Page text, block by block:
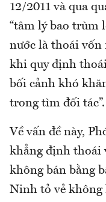
12/2011 và qua
“tâm lý bao trùm
nước là thoái vốn
khi quy định
bối cảnh khó
trong tìm đối tác”.
Về vấn đề này,
khẳng định thoái
không bán bằng
Ninh tỏ vẻ không